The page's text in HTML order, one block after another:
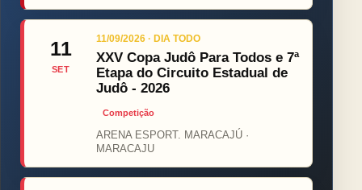
11
SET
11/09/2026 · DIA TODO
XXV Copa Judô Para Todos e 7ª
Etapa do Circuito Estadual de
Judô - 2026
Competição
ARENA ESPORT. MARACAJÚ ·
MARACAJU